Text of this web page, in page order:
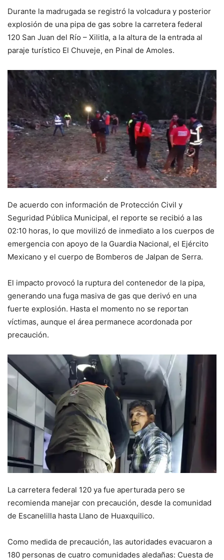
Durante la madrugada se registró la volcadura y posterior
explosión de una pipa de gas sobre la carretera federal
120 San Juan del Río – Xilitla, a la altura de la entrada al
paraje turístico El Chuveje, en Pinal de Amoles.
De acuerdo con información de Protección Civil y
Seguridad Pública Municipal, el reporte se recibió a las
02:10 horas, lo que movilizó de inmediato a los cuerpos de
emergencia con apoyo de la Guardia Nacional, el Ejército
Mexicano y el cuerpo de Bomberos de Jalpan de Serra.
El impacto provocó la ruptura del contenedor de la pipa,
generando una fuga masiva de gas que derivó en una
fuerte explosión. Hasta el momento no se reportan
víctimas, aunque el área permanece acordonada por
precaución.
La carretera federal 120 ya fue aperturada pero se
recomienda manejar con precaución, desde la comunidad
de Escanelilla hasta Llano de Huaxquilico.
Como medida de precaución, las autoridades evacuaron a
180 personas de cuatro comunidades aledañas: Cuesta de